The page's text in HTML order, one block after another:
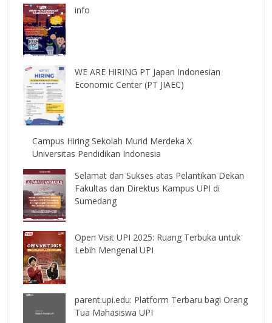
info
WE ARE HIRING PT Japan Indonesian
Economic Center (PT JIAEC)
Campus Hiring Sekolah Murid Merdeka X
Universitas Pendidikan Indonesia
Selamat dan Sukses atas Pelantikan Dekan
Fakultas dan Direktus Kampus UPI di
Sumedang
Open Visit UPI 2025: Ruang Terbuka untuk
Lebih Mengenal UPI
parent.upi.edu: Platform Terbaru bagi Orang
Tua Mahasiswa UPI